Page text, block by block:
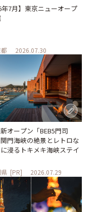
年7月】東京ニューオープ
2026.07.30
オープン「BEB5門司
門海峡の絶景とレトロな
浸るトキメキ海峡ステイ
[PR] 2026.07.29